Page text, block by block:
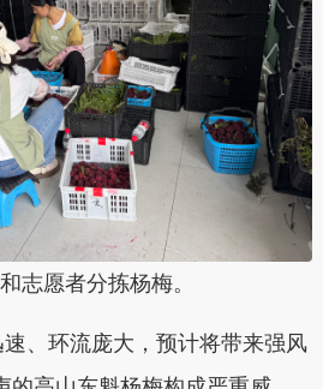
志愿者分拣杨梅。
速、环流庞大，预计将带来强风